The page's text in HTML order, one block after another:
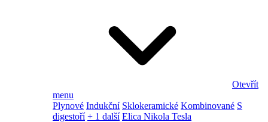
Otevřít
menu
Plynové Indukční Sklokeramické Kombinované S
digestoří + 1 další Elica Nikola Tesla